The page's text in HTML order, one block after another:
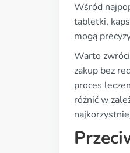
Wśród
tabletki,
mogą
Warto
zakup bez
proces
różnić w